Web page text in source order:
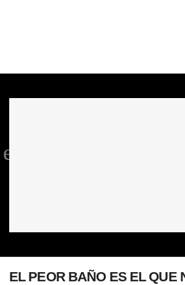
EL PEOR BAÑO ES EL QUE